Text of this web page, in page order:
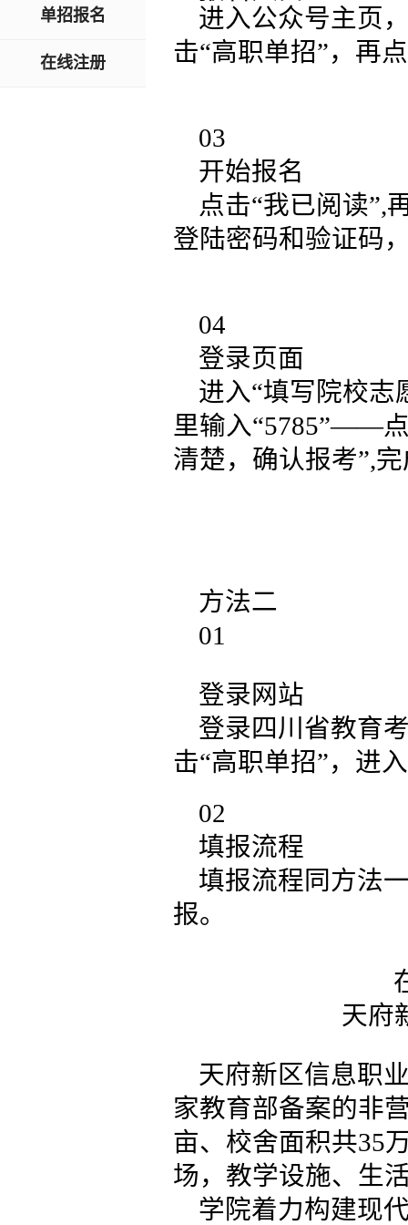
相关政策
新闻资讯
单招报名
在线注册
进入公众号主页
击“高职单招”，再
03
开始报名
点击“我已阅读”,
登陆密码和验证码
04
登录页面
进入“填写院校
里输入“5785”——
清楚，确认报考”,
方法二
01
登录网站
登录四川省教育
击“高职单招”，进
02
填报流程
填报流程同方法
报。
天府
天府新区信息职
家教育部备案的非
亩、校舍面积共35
场，教学设施、生
学院着力构建现